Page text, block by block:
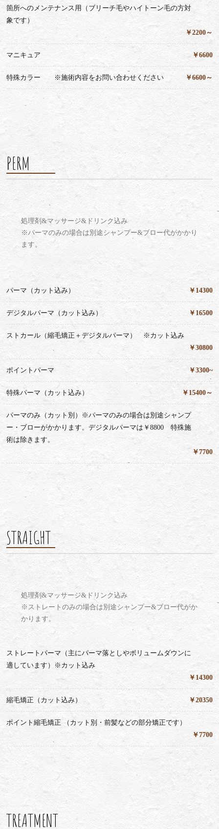
箇所へのメンテナンス用（ブリーチ毛やハイトーン毛の方対
象です）
￥2200～
マニキュア ￥6600
特殊カラー ※施術内容をお問い合わせください ￥6600～
PERM
処理剤&マッサージ&ドリンク込み
※パーマのみの場合は別途シャンプー&ブロー代がかかり
ます。
パーマ（カット込み） ￥14300
デジタルパーマ（カット込み） ￥16500
ストカール（縮毛矯正＋デジタルパーマ） ※カット込み
￥30800
ポイントパーマ ￥3300~
特殊パーマ（カット込み） ￥15400～
パーマのみ（カット別）※パーマのみの場合は別途シャンプ
ー・ブローがかかります。デジタルパーマは￥8800 特殊施
術は除きます。
￥7700
STRAIGHT
処理剤&マッサージ&ドリンク込み
※ストレートのみの場合は別途シャンプー&ブロー代がか
かります。
ストレートパーマ（主にパーマ落としやボリュームダウンに
適しています）※カット込み
￥14300
縮毛矯正（カット込み） ￥20350
ポイント縮毛矯正 （カット別・前髪などの部分矯正です）
￥7700
TREATMENT